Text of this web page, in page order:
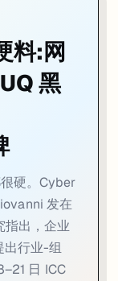
研究:网络
Bongiovanni 4 月
4 月 28 日在《
合规预期）、组
学生，这条研究
岸 5 月主
日在黄金海岸
络安全挑战赛（
料:网
黑
硬。Cyber
发在
指出，企业
出行业-组
日 ICC